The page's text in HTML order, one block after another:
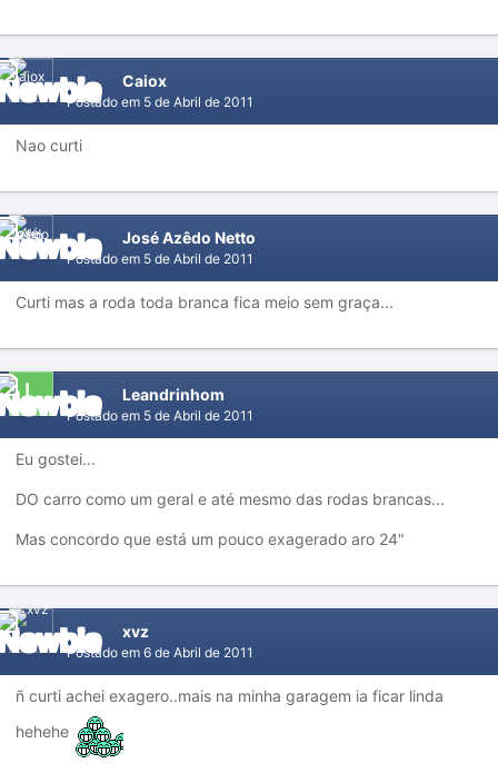
Caiox
Postado em 5 de Abril de 2011
Nao curti
José Azêdo Netto
Postado em 5 de Abril de 2011
Curti mas a roda toda branca fica meio sem graça...
Leandrinhom
Postado em 5 de Abril de 2011
Eu gostei...
DO carro como um geral e até mesmo das rodas brancas...
Mas concordo que está um pouco exagerado aro 24"
xvz
Postado em 6 de Abril de 2011
ñ curti achei exagero..mais na minha garagem ia ficar linda
hehehe